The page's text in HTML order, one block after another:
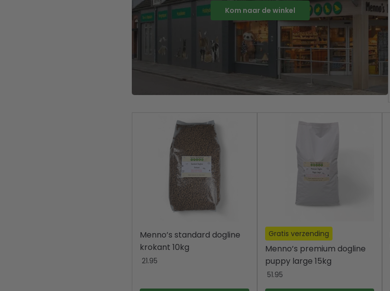
Kom naar de winkel
Menno’s standard dogline
krokant 10kg
21.95
Gratis verzending
Menno’s premium dogline
puppy large 15kg
51.95